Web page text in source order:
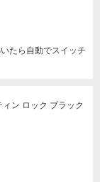
たら自動でスイッチ
ン ロック ブラック